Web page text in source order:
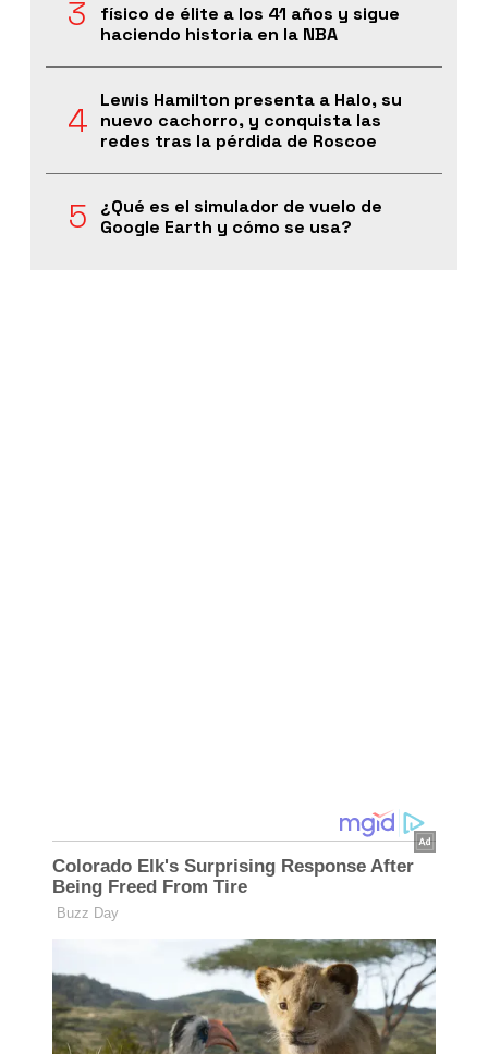
físico de élite a los 41 años y sigue
haciendo historia en la NBA
Lewis Hamilton presenta a Halo, su
nuevo cachorro, y conquista las
redes tras la pérdida de Roscoe
¿Qué es el simulador de vuelo de
Google Earth y cómo se usa?